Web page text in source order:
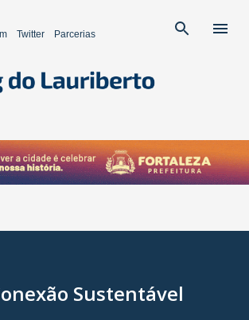
Twitter Parcerias
Sustentável